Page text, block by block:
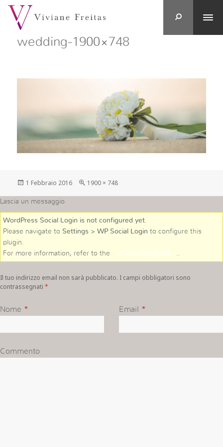
wedding-1900×748
Postato
1 Febbraio 2016
Full
1900 × 748
Lascia un messaggio
WordPress Social Login is not configured yet.
Please navigate to Settings > WP Social Login to configure this
plugin.
For more information, refer to the
online user guide ..
Il tuo indirizzo email non sarà pubblicato. I campi obbligatori sono
contrassegnati *
Nome * Email *
Commento